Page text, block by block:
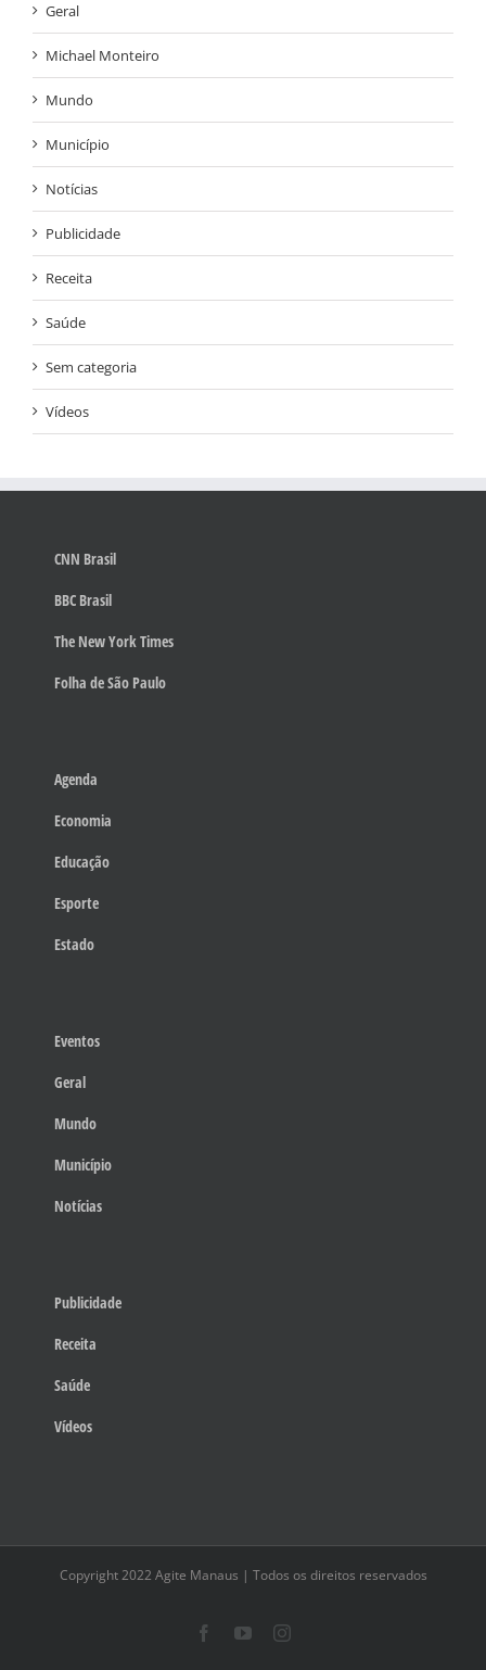
Geral
Michael Monteiro
Mundo
Município
Notícias
Publicidade
Receita
Saúde
Sem categoria
Vídeos
CNN Brasil
BBC Brasil
The New York Times
Folha de São Paulo
Agenda
Economia
Educação
Esporte
Estado
Eventos
Geral
Mundo
Município
Notícias
Publicidade
Receita
Saúde
Vídeos
Copyright 2022 Agite Manaus | Todos os direitos reservados
FacebookYouTubeInstagram